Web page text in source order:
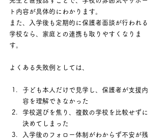
ト内容が具体的にわかります。
また、入学後も定期的に保護者面談が行われる
学校なら、家庭との連携も取りやすくなりま
す。
よくある失敗例としては、
子ども本人だけで見学し、保護者が支援内
容を理解できなかった
学校選びを焦り、複数の学校を比較せずに
決めてしまった
入学後のフォロー体制がわからず不安が残